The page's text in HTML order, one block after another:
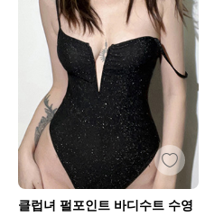
클럽녀 펄포인트 바디수트 수영